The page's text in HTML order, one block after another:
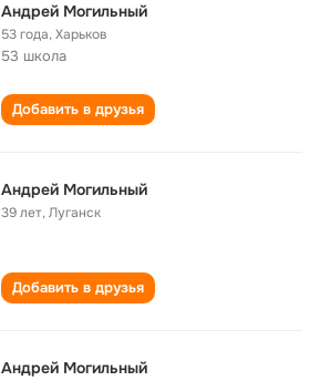
Андрей Могильный
53 года,Харьков
53 школа
Добавить в друзья
Андрей Могильный
39 лет,Луганск
Добавить в друзья
Андрей Могильный